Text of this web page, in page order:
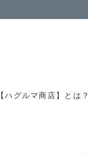
【ハグルマ商店】とは？